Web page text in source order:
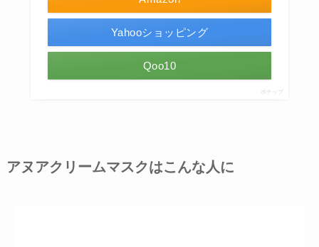
Yahooショッピング
Qoo10
ポチップ
アヌアクリームマスクはこんな人に